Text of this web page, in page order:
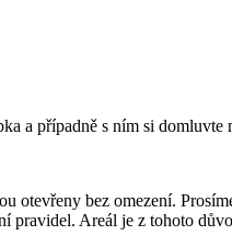
a případně s ním si domluvte
bez omezení.
Areál je z tohoto